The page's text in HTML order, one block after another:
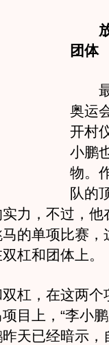
团体
最
奥运
开村
小鹏
物。
队的
力，不过，他
的单项比赛，
杠和团体上。
，在这两个
目上，“李小
天已经暗示，